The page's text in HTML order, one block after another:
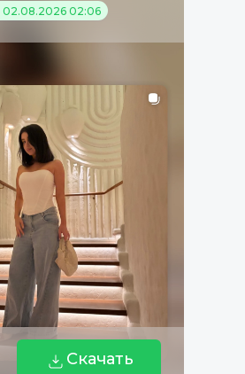
02:06
Скачать